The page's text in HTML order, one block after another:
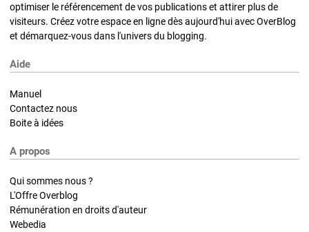
optimiser le référencement de vos publications et attirer plus de
visiteurs. Créez votre espace en ligne dès aujourd'hui avec OverBlog
et démarquez-vous dans l'univers du blogging.
Aide
Manuel
Contactez nous
Boite à idées
A propos
Qui sommes nous ?
L'Offre Overblog
Rémunération en droits d'auteur
Webedia